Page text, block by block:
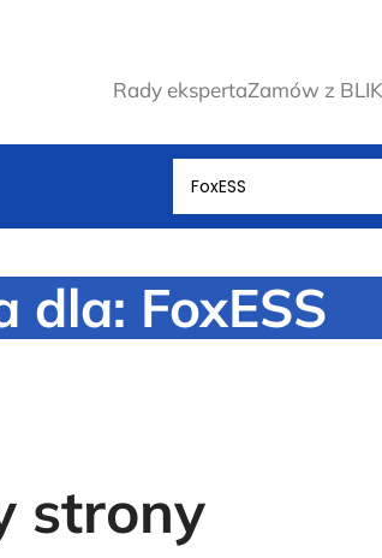
Rady ekspertaZamów z
FoxESS
strony